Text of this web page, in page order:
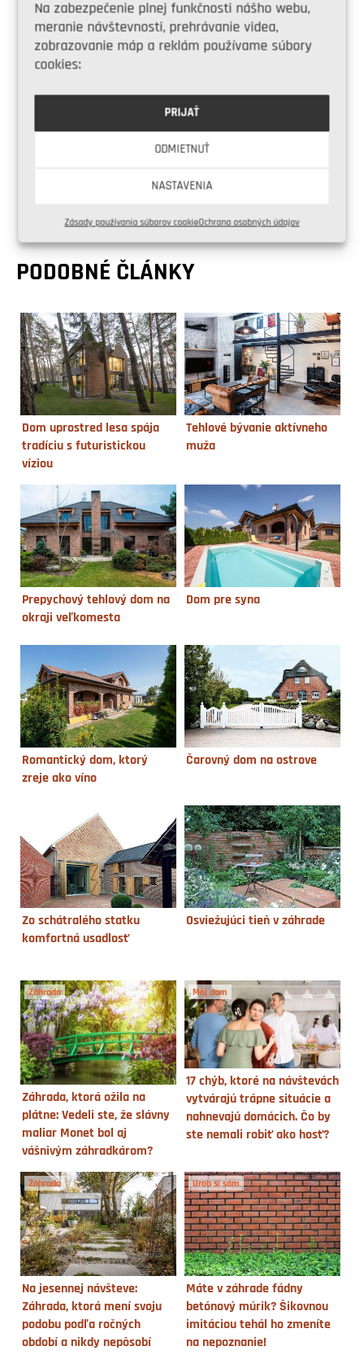
Na zabezpečenie plnej funkčnosti nášho webu,
meranie návštevnosti, prehrávanie videa,
zobrazovanie máp a reklám používame súbory
cookies:
PRIJAŤ
ODMIETNUŤ
NASTAVENIA
Zásady používania súborov cookieOchrana osobných údajov
7 obrázkov v
galérii
Share on Twitter
PODOBNÉ ČLÁNKY
Dom uprostred lesa spája
tradíciu s futuristickou
víziou
Tehlové bývanie aktívneho
muža
Prepychový tehlový dom na
okraji veľkomesta
Dom pre syna
Romantický dom, ktorý
zreje ako víno
Čarovný dom na ostrove
Zo schátralého statku
komfortná usadlosť
Osviežujúci tieň v záhrade
Záhrada
Záhrada, ktorá ožila na
plátne: Vedeli ste, že slávny
maliar Monet bol aj
vášnivým záhradkárom?
Môj dom
17 chýb, ktoré na návštevách
vytvárajú trápne situácie a
nahnevajú domácich. Čo by
ste nemali robiť ako hosť?
Záhrada
Na jesennej návšteve:
Záhrada, ktorá mení svoju
podobu podľa ročných
období a nikdy nepôsobí
Urob si sám
Máte v záhrade fádny
betónový múrik? Šikovnou
imitáciou tehál ho zmeníte
na nepoznanie!